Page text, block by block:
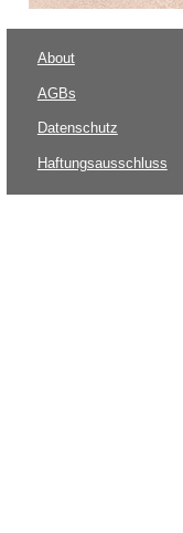
About
AGBs
Datenschutz
Haftungsausschluss